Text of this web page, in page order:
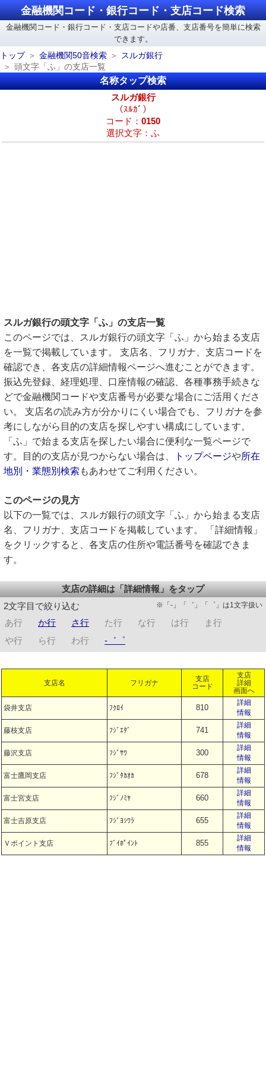
金融機関コード・銀行コード・支店コード検索
金融機関コード・銀行コード・支店コードや店番、支店番号を簡単に検索
できます。
トップ
金融機関50音検索
スルガ銀行
頭文字「ふ」の支店一覧
名称タップ検索
スルガ銀行
（ｽﾙｶﾞ）
コード： 0150
選択文字：ふ
スルガ銀行の頭文字「ふ」の支店一覧
このページでは、スルガ銀行の頭文字「ふ」から始まる支店
を一覧で掲載しています。 支店名、フリガナ、支店コードを
確認でき、各支店の詳細情報ページへ進むことができます。
振込先登録、経理処理、口座情報の確認、各種事務手続きな
どで金融機関コードや支店番号が必要な場合にご活用くださ
い。 支店名の読み方が分かりにくい場合でも、フリガナを参
考にしながら目的の支店を探しやすい構成にしています。
「ふ」で始まる支店を探したい場合に便利な一覧ページで
す。目的の支店が見つからない場合は、
トップページや所在
地別・業態別検索 もあわせてご利用ください。
このページの見方
以下の一覧では、スルガ銀行の頭文字「ふ」から始まる支店
名、フリガナ、支店コードを掲載しています。 「詳細情報」
をクリックすると、各支店の住所や電話番号を確認できま
す。
支店の詳細は「詳細情報」をタップ
2文字目で絞り込む
※「-」「゛」「゜」は1文字扱い
あ行 か行 さ行 た行 な行 は行
ま行
や行
ら行 わ行 -゛゜
支店名 フリガナ
支店
コード
支店
詳細
画面へ
袋井支店 ﾌｸﾛｲ 810
詳細
情報
藤枝支店 ﾌｼﾞｴﾀﾞ 741
詳細
情報
藤沢支店 ﾌｼﾞｻﾜ 300
詳細
情報
富士鷹岡支店 ﾌｼﾞﾀｶｵｶ 678
詳細
情報
富士宮支店 ﾌｼﾞﾉﾐﾔ 660
詳細
情報
富士吉原支店 ﾌｼﾞﾖｼﾜﾗ 655
詳細
情報
Ｖポイント支店 ﾌﾞｲﾎﾟｲﾝﾄ 855
詳細
情報